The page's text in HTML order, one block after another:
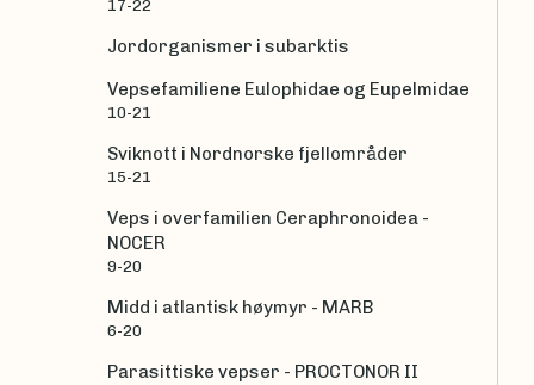
17-22
Jordorganismer i subarktis
Vepsefamiliene Eulophidae og Eupelmidae
10-21
Sviknott i Nordnorske fjellområder
15-21
Veps i overfamilien Ceraphronoidea -
NOCER
9-20
Midd i atlantisk høymyr - MARB
6-20
Parasittiske vepser - PROCTONOR II